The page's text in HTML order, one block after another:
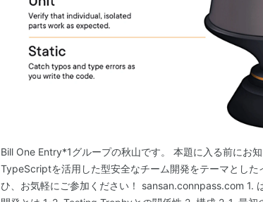
Bill One Entry*1グループの秋山です。 本題に入る前にお
TypeScriptを活用した型安全なチーム開発をテーマとした
ひ、お気軽にご参加ください！ sansan.connpass.com 1.